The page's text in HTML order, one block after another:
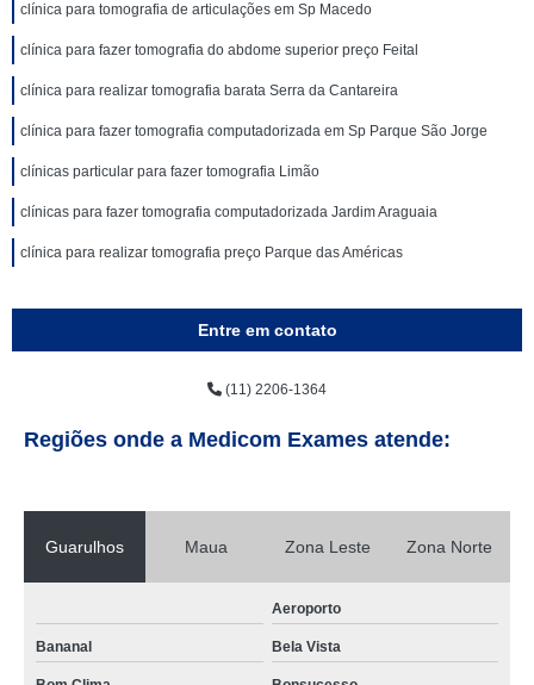
clínica para tomografia de articulações em Sp Macedo
clínica para fazer tomografia do abdome superior preço Feital
clínica para realizar tomografia barata Serra da Cantareira
clínica para fazer tomografia computadorizada em Sp Parque São Jorge
clínicas particular para fazer tomografia Limão
clínicas para fazer tomografia computadorizada Jardim Araguaia
clínica para realizar tomografia preço Parque das Américas
Entre em contato
(11) 2206-1364
Regiões onde a Medicom Exames atende:
Guarulhos Maua Zona Leste Zona Norte
Aeroporto
Bananal Bela Vista